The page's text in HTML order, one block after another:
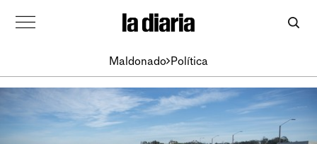
Maldonado Política